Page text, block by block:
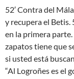
52′ Contra del
y recupera el Betis.
en la primera
zapatos tiene que
si usted está
“Al Logroñes es el